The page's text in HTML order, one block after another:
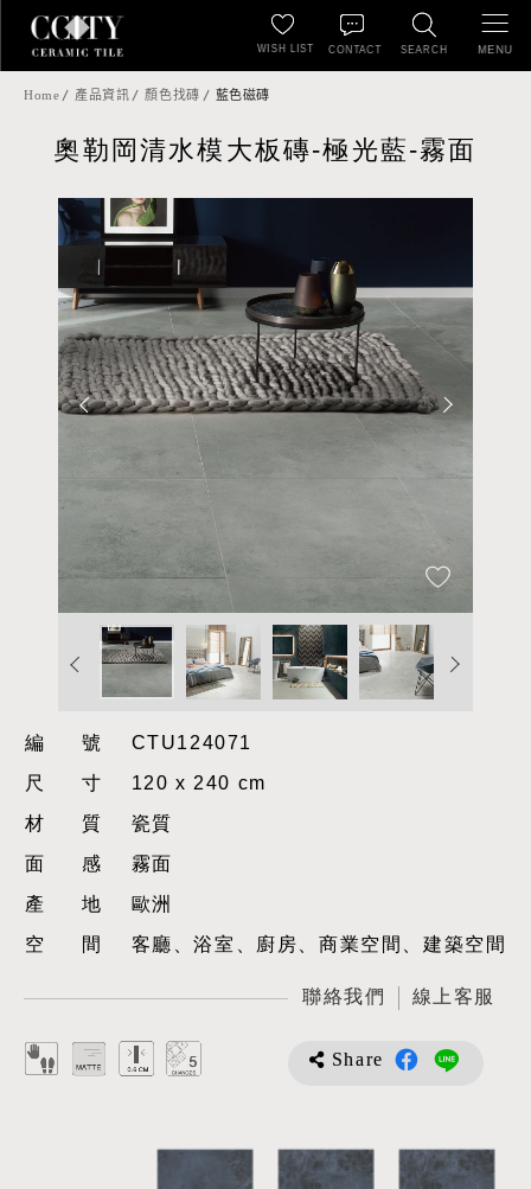
SEARCH
WISH LIST CONTACT MENU
Home 產品資訊 顏色找磚 藍色磁磚
奧勒岡清水模大板磚-極光藍-霧面
編號CTU124071
尺寸120 x 240 cm
材質瓷質
面感霧面
產地歐洲
空間客廳、浴室、廚房、商業空間、建築空間
聯絡我們 線上客服
Share